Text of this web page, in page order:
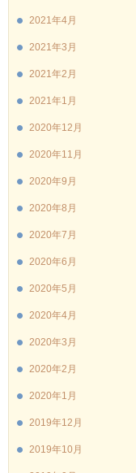
2021年4月
2021年3月
2021年2月
2021年1月
2020年12月
2020年11月
2020年9月
2020年8月
2020年7月
2020年6月
2020年5月
2020年4月
2020年3月
2020年2月
2020年1月
2019年12月
2019年10月